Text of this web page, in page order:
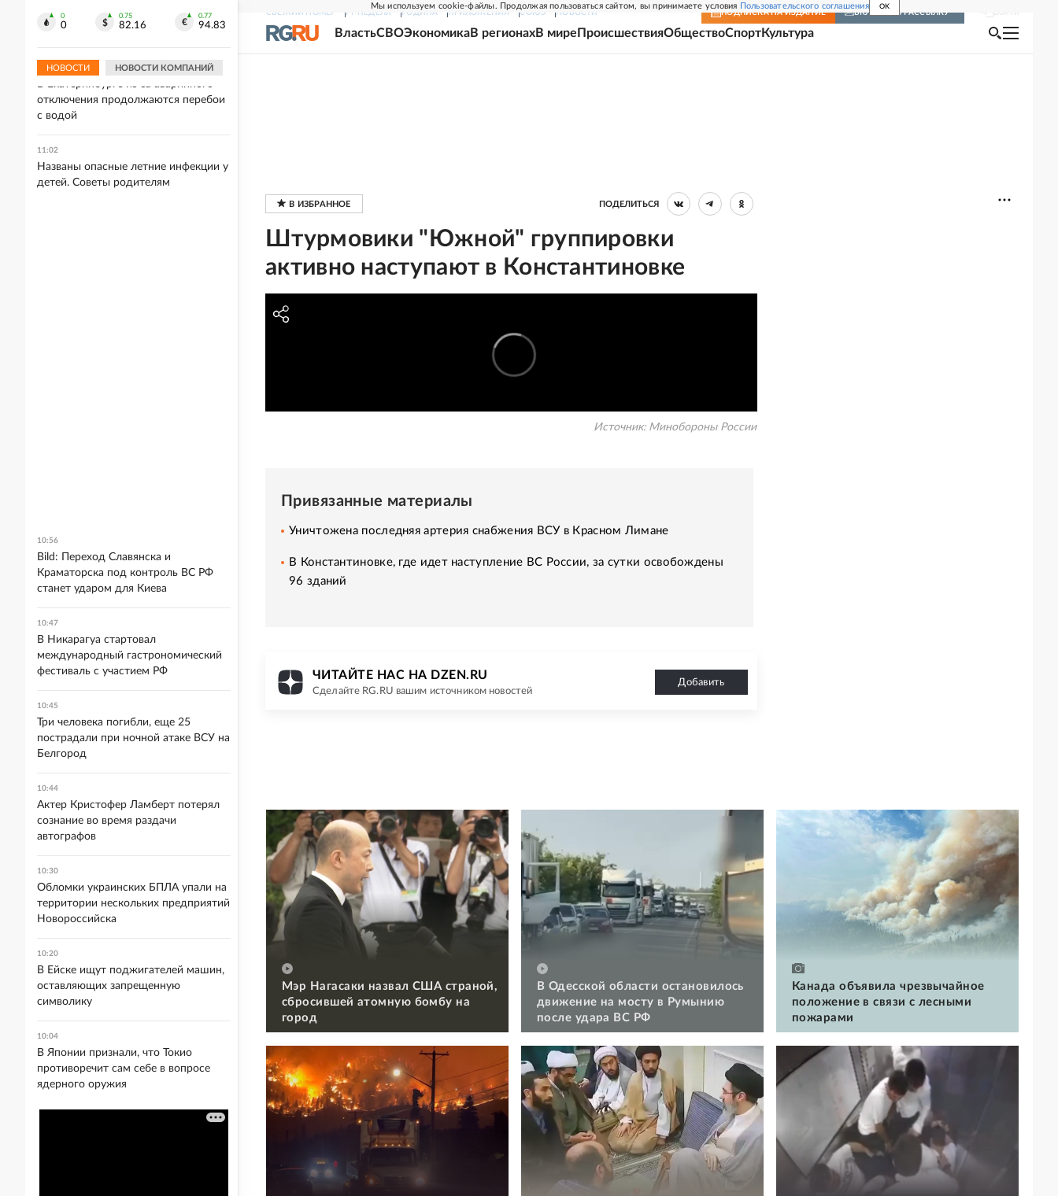
Мы используем cookie-файлы. Продолжая пользоваться сайтом, вы принимаете условия Пользовательского соглашения OK
СВЕЖИЙ НОМЕР РГ-НЕДЕЛЯ РОДИНА ПРИЛОЖЕНИЯ СОЮЗ НОВОСТИ ПОДПИСКА НА ИЗДАНИЕ ВКЛЮЧИТЬ РАССЫЛКУ
ВластьСВОЭкономикаВ регионахВ мире ПроисшествияОбществоСпортКультура
ПОДЕЛИТЬСЯ
Штурмовики "Южной" группировки
активно наступают в Константиновке
Источник: Минобороны России
Привязанные материалы
Уничтожена последняя артерия снабжения ВСУ в Красном Лимане
В Константиновке, где идет наступление ВС России, за сутки освобождены
96 зданий
ЧИТАЙТЕ НАС НА DZEN.RU
Сделайте RG.RU вашим источником новостей
Добавить
Мэр Нагасаки назвал США страной,
сбросившей атомную бомбу на
город
В Одесской области остановилось
движение на мосту в Румынию
после удара ВС РФ
Канада объявила чрезвычайное
положение в связи с лесными
пожарами
0
0
0.75
82.16
0.77
94.83
НОВОСТИ НОВОСТИ КОМПАНИЙ
одним из самых мощных. Что
11:03
В Екатеринбурге из-за аварийного
отключения продолжаются перебои
с водой
11:02
Названы опасные летние инфекции у
детей. Советы родителям
10:56
Bild: Переход Славянска и
Краматорска под контроль ВС РФ
станет ударом для Киева
10:47
В Никарагуа стартовал
международный гастрономический
фестиваль с участием РФ
10:45
Три человека погибли, еще 25
пострадали при ночной атаке ВСУ на
Белгород
10:44
Актер Кристофер Ламберт потерял
сознание во время раздачи
автографов
10:30
Обломки украинских БПЛА упали на
территории нескольких предприятий
Новороссийска
10:20
В Ейске ищут поджигателей машин,
оставляющих запрещенную
символику
10:04
В Японии признали, что Токио
противоречит сам себе в вопросе
ядерного оружия